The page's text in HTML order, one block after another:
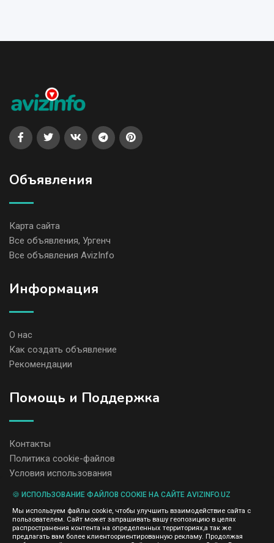
Объявления
Карта сайта
Все объявления, Ургенч
Все объявления AvizInfo
Информация
О нас
Как создать объявление
Рекомендации
Помощь и Поддержка
Контакты
Политика cookie-файлов
Условия использования
содержание размещенных объявлений.
Мы ценим конфиденциальность наших пользователей. Мы не
передаем и не продаем личную информацию зарегистрированных
🍪 ИСПОЛЬЗОВАНИЕ ФАЙЛОВ COOKIE НА САЙТЕ AVIZINFO.UZ
Мы используем файлы cookie, чтобы улучшить взаимодействие сайта с
пользователем. Сайт может запрашивать вашу геопозицию в целях
распространения контента на определенных территориях,а так же
предлагать вам более клиентоориентированную рекламу. Продолжая